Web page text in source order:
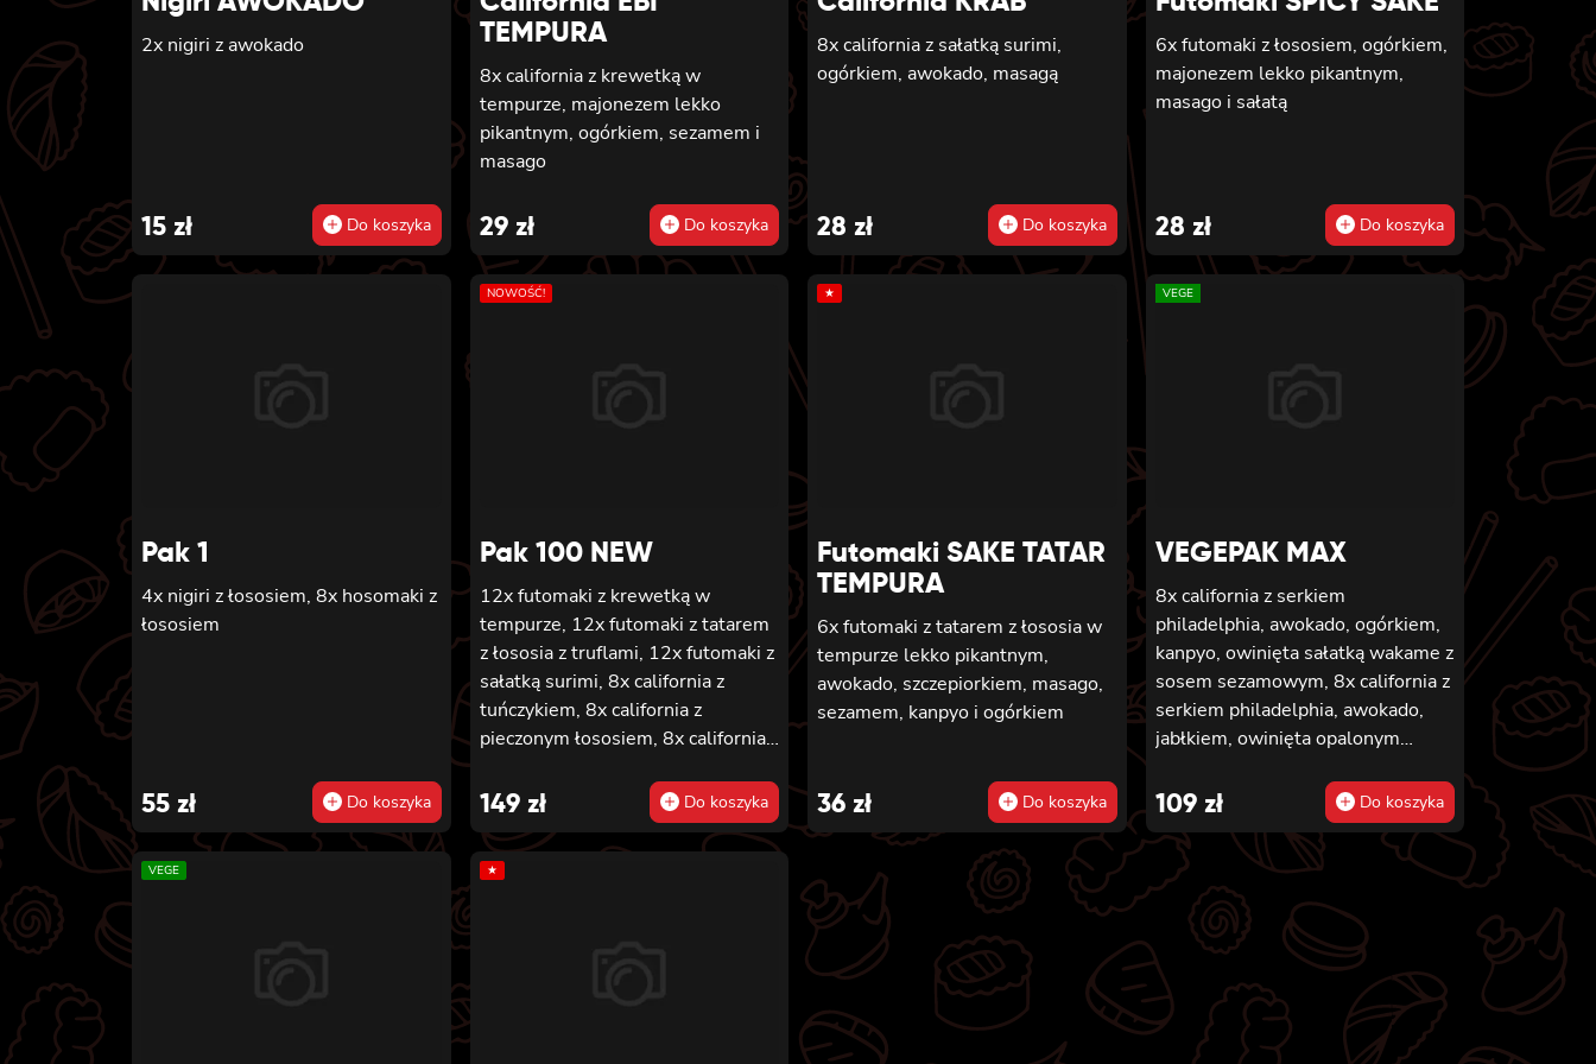
2x nigiri z awokado
15 zł Do koszyka
TEMPURA
8x california z krewetką w
tempurze, majonezem lekko
pikantnym, ogórkiem, sezamem i
masago
29 zł Do koszyka
8x california z sałatką surimi,
ogórkiem, awokado, masagą
28 zł Do koszyka
6x futomaki z łososiem, ogórkiem,
majonezem lekko pikantnym,
masago i sałatą
28 zł Do koszyka
Pak 1
4x nigiri z łososiem, 8x hosomaki z
łososiem
55 zł Do koszyka
NOWOŚĆ!
Pak 100 NEW
12x futomaki z krewetką w
tempurze, 12x futomaki z tatarem
z łososia z truflami, 12x futomaki z
sałatką surimi, 8x california z
tuńczykiem, 8x california z
pieczonym łososiem, 8x california z
sałatką wakame, 8x hosomaki z
tuńczykiem, 8x hosomaki z
wędzonym tofu, 8x hosomaki z
pieczonym łososiem i 8x hosomaki
149 zł Do koszyka
★
Futomaki SAKE TATAR
TEMPURA
6x futomaki z tatarem z łososia w
tempurze lekko pikantnym,
awokado, szczepiorkiem, masago,
sezamem, kanpyo i ogórkiem
36 zł Do koszyka
VEGE
VEGEPAK MAX
8x california z serkiem
philadelphia, awokado, ogórkiem,
kanpyo, owinięta sałatką wakame z
sosem sezamowym, 8x california z
serkiem philadelphia, awokado,
jabłkiem, owinięta opalonym
california z serkiem philadelphia i
mango, owinięta awokado z sosem
teriyaki, 6x futomaki z batatem w
tempurze, serkiem philadelphia,
ogórkiem, kanpyo, sałatą, 6x
futomaki z wędzonym tofu,
ogórkiem, oshinko i sałatą, 6x
futomaki z kanpyo i porem w
tempurze, ogórkiem, sałatą
109 zł Do koszyka
VEGE ★